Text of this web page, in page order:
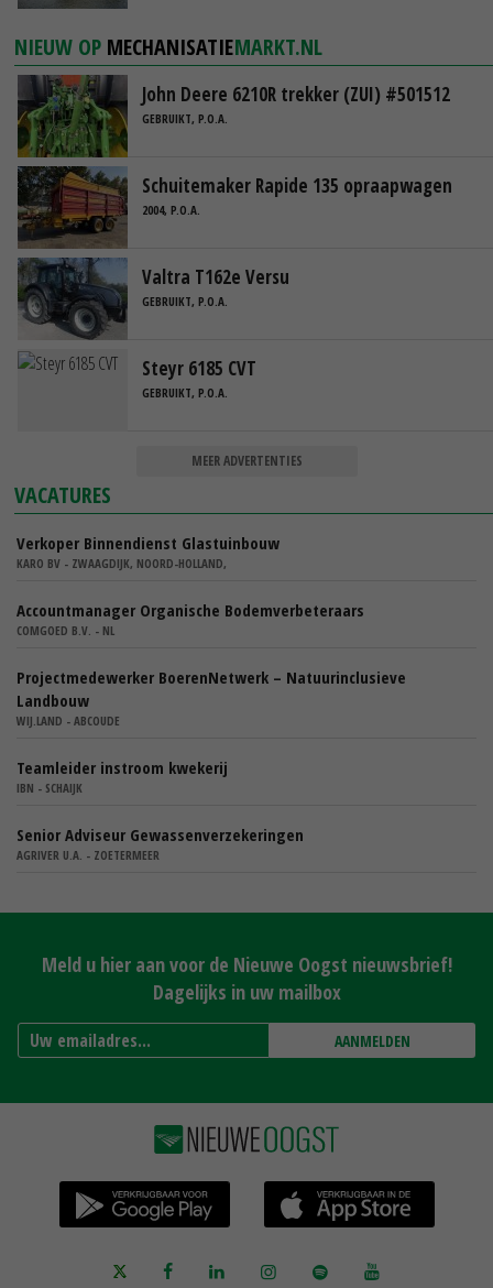
NIEUW OP MECHANISATIEMARKT.NL
John Deere 6210R trekker (ZUI) #501512
GEBRUIKT, P.O.A.
Schuitemaker Rapide 135 opraapwagen
2004, P.O.A.
Valtra T162e Versu
GEBRUIKT, P.O.A.
Steyr 6185 CVT
GEBRUIKT, P.O.A.
MEER ADVERTENTIES
VACATURES
Verkoper Binnendienst Glastuinbouw
KARO BV - ZWAAGDIJK, NOORD-HOLLAND,
Accountmanager Organische Bodemverbeteraars
COMGOED B.V. - NL
Projectmedewerker BoerenNetwerk – Natuurinclusieve
Landbouw
WIJ.LAND - ABCOUDE
Teamleider instroom kwekerij
IBN - SCHAIJK
Senior Adviseur Gewassenverzekeringen
AGRIVER U.A. - ZOETERMEER
Meld u hier aan voor de Nieuwe Oogst nieuwsbrief!
Dagelijks in uw mailbox
AANMELDEN